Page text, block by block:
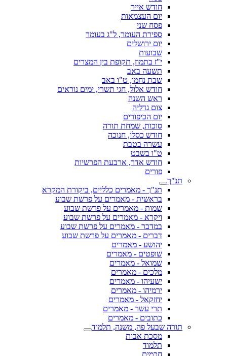
חודש אייר
יום העצמאות
פסח שני
ספירת העומר, ל"ג בעומר
יום ירושלים
שבועות
י"ז בתמוז, תקופת בין המצרים
תשעה באב
שבת נחמו, ט"ו באב
חודש אלול, חגי תשרי, ימים נוראים
ראש השנה
צום גדליה
יום הכיפורים
סוכות, שמחת תורה
חודש כסלו, חנוכה
עשרה בטבת
ט"ו בשבט
חודש אדר, ארבעת הפרשיות
פורים
תנ"ך
תנ"ך - מאמרים כלליים, ביקורת המקרא
בראשית - מאמרים על פרשת שבוע
שמות - מאמרים על פרשת שבוע
ויקרא - מאמרים על פרשת שבוע
במדבר - מאמרים על פרשת שבוע
דברים - מאמרים על פרשת שבוע
יהושע - מאמרים
שופטים - מאמרים
שמואל - מאמרים
מלכים - מאמרים
ישעיהו - מאמרים
ירמיהו - מאמרים
יחזקאל - מאמרים
תרי עשר - מאמרים
כתובים - מאמרים
תורה שבעל פה, משנה, תלמוד
מסכת אבות
תלמוד
חכמים